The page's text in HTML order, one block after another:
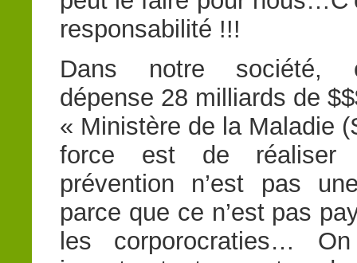
responsabilité !!!
Dans notre société,
dépense 28 milliards de
« Ministère de la Maladie
force est de
prévention n’est pas
parce que ce n’est pas
les corporocraties…